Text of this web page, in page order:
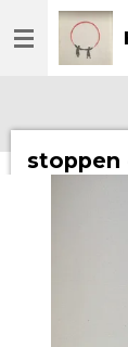
Ga
hoofdinhoud
stoppen